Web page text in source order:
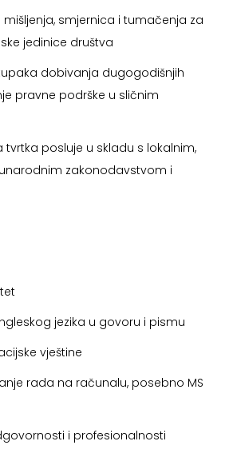
mišljenja, smjernica i tumačenja za
jedinice društva
dobivanja dugogodišnjih
pravne podrške u sličnim
tvrtka posluje u skladu s lokalnim,
zakonodavstvom i
jezika u govoru i pismu
vještine
rada na računalu, posebno MS
i profesionalnosti